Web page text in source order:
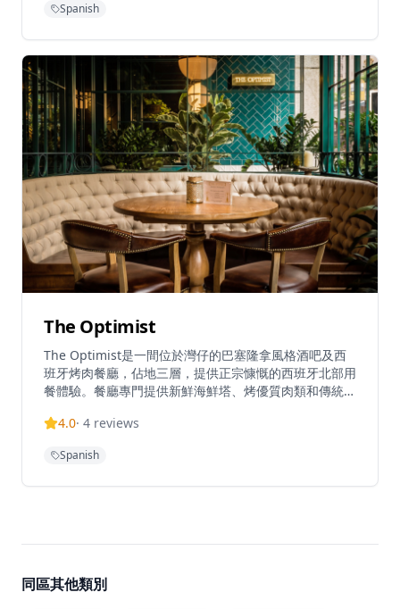
整的西班牙美食體驗，包括招牌菜和豐富的酒類選擇。餐
Spanish
The Optimist
The Optimist是一間位於灣仔的巴塞隆拿風格酒吧及西
班牙烤肉餐廳，佔地三層，提供正宗慷慨的西班牙北部用
餐體驗。餐廳專門提供新鮮海鮮塔、烤優質肉類和傳統西
理和雞尾酒，The Optimist為客人提供正宗的西班牙美
菜式。
4.0· 4 reviews
Spanish
同區其他類別